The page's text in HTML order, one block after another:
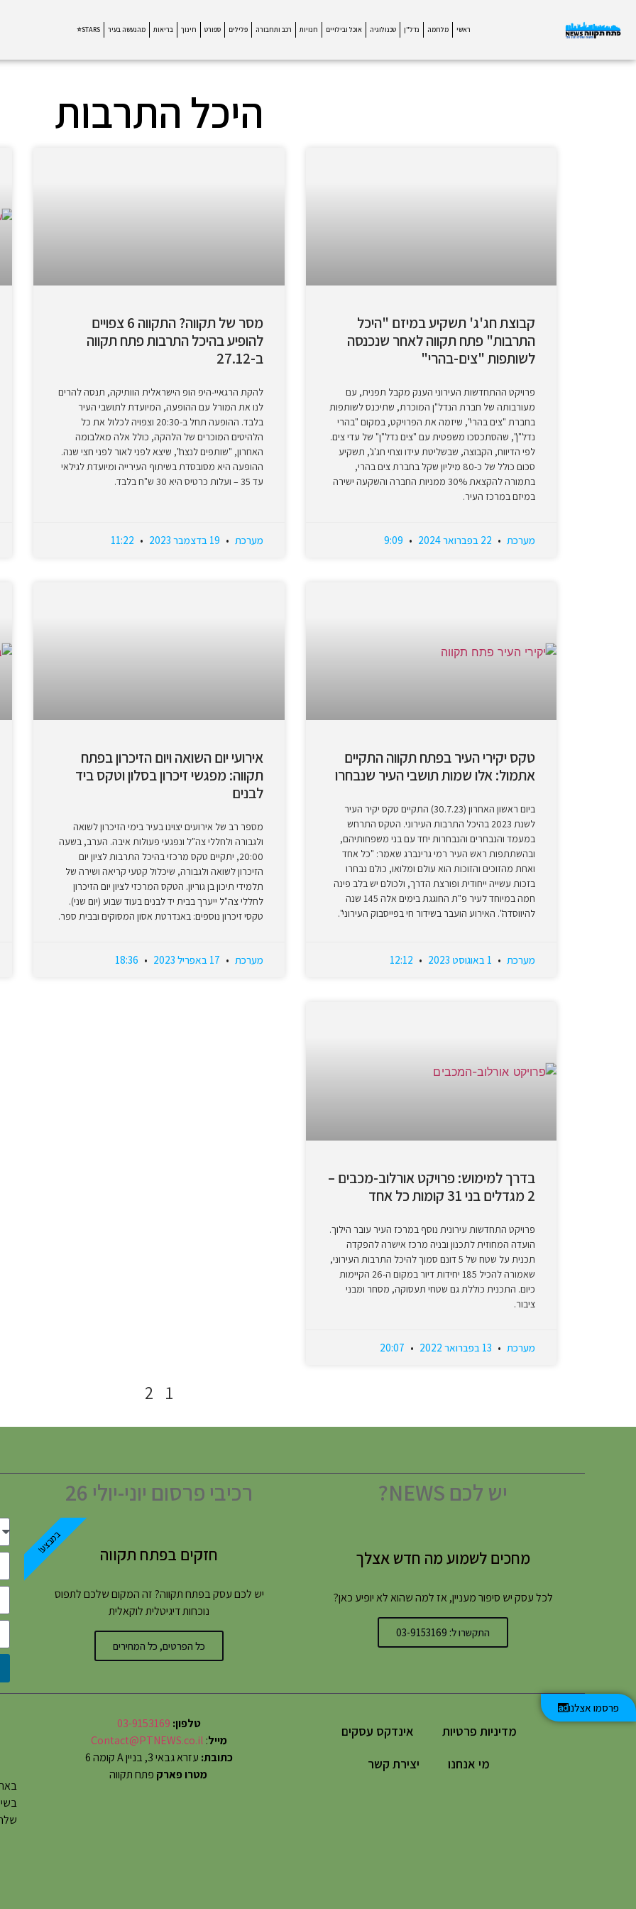
ראשי מלחמה נדל"ן טכנולוגיה אוכל ובילויים חנויות רכב ותחבורה פלילים ספורט חינוך בריאות מהנעשה בעיר STARS⭐
היכל התרבות
קבוצת חג'ג' תשקיע במיזם "היכל
התרבות" פתח תקווה לאחר שנכנסה
לשותפות "צים-בהרי"
פרויקט ההתחדשות העירוני הענק מקבל תפנית, עם
מעורבותה של חברת הנדל"ן המוכרת, שתיכנס לשותפות
בחברת "צים בהרי", שיזמה את הפרויקט, במקום "בהרי
נדל"ן", שהסתכסכו משפטית עם "צים נדל"ן" של עדי צים.
לפי הדיווח, הקבוצה, שבשליטת עידו וצחי חג'ג', תשקיע
סכום כולל של כ-80 מיליון שקל בחברת צים בהרי,
בתמורה להקצאת 30% ממניות החברה והשקעה ישירה
במיזם במרכז העיר.
מערכת
מסר של תקווה? התקווה 6 צפויים
להופיע בהיכל התרבות פתח תקווה
ב-27.12
להקת הרגאיי-היפ הופ הישראלית הוותיקה, תנסה להרים
לנו את המורל עם ההופעה, המיועדת לתושבי העיר
בלבד. ההופעה תחל ב-20:30 וצפויה לכלול את כל
הלהיטים המוכרים של הלהקה, כולל אלה מאלבומה
האחרון, "שותפים לנצח", שיצא לפני לאור לפני חצי שנה.
ההופעה היא מסובסדת בשיתוף העירייה ומיועדת לגילאי
עד 35 – ועלות כרטיס היא 30 ש"ח בלבד.
מערכת
טקס יקירי העיר בפתח תקווה התקיים
אתמול: אלו שמות תושבי העיר שנבחרו
ביום ראשון האחרון (30.7.23) התקיים טקס יקיר העיר
לשנת 2023 בהיכל התרבות העירוני. הטקס התרחש
במעמד והנבחרים והנבחרות יחד עם בני משפחותיהם,
ובהשתתפות ראש העיר רמי גרינברג שאמר: "כל אחד
ואחת מהזוכים והזוכות הוא עולם ומלואו, כולם נבחרו
בזכות עשייה ייחודית ופורצת הדרך, ולכולם יש בלב פינה
חמה במיוחד לעיר פ"ת החוגגת בימים אלה 145 שנה
להיווסדה". האירוע הועבר בשידור חי בפייסבוק העירוני".
מערכת
אירועי יום השואה ויום הזיכרון בפתח
תקווה: מפגשי זיכרון בסלון וטקס ביד
לבנים
מספר רב של אירועים יצוינו בעיר בימי הזיכרון לשואה
ולגבורה ולחללי צה"ל ונפגעי פעולות איבה. הערב, בשעה
20:00, יתקיים טקס מרכזי בהיכל התרבות לציון יום
הזיכרון לשואה ולגבורה, שיכלול קטעי קריאה ושירה של
תלמידי תיכון בן גוריון. הטקס המרכזי לציון יום הזיכרון
לחללי צה"ל ייערך בבית יד לבנים בעוד שבוע (יום שני).
טקסי זיכרון נוספים: באנדרטת אסון המסוקים ובבית ספר.
מערכת
בדרך למימוש: פרויקט אורלוב-מכבים –
2 מגדלים בני 31 קומות כל אחד
פרויקט התחדשות עירונית נוסף במרכז העיר עובר הילוך.
הועדה המחוזית לתכנון ובניה מרכז אישרה להפקדה
תכנית על שטח של 5 דונם סמוך להיכל התרבות העירוני,
שאמורה להכיל 185 יחידות דיור במקום ה-26 הקיימות
כיום. התכנית כוללת גם שטחי תעסוקה, מסחר ומבני
ציבור.
מערכת
1
2
פרסמו אצלנו
יש לכם NEWS?
מחכים לשמוע מה חדש אצלך
לכל עסק יש סיפור מעניין, אז למה שהוא לא יופיע כאן?
התקשרו ל: 03-9153169
רכיבי פרסום יוני-יולי 26
חזקים בפתח תקווה
יש לכם עסק בפתח תקווה? זה המקום שלכם לתפוס
נוכחות דיגיטלית לוקאלית
כל הפרטים, כל המחירים
במבצע!
מדיניות פרטיות
אינדקס עסקים
מי אנחנו
יצירת קשר
טלפון: 03-9153169
מייל:
Contact@PTNEWS.co.il
כתובת: עזרא גבאי 3, בניין A קומה 6
מטרו פארק פתח תקווה